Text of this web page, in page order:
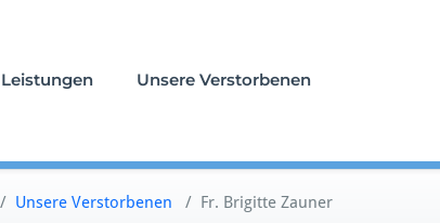
Unsere Verstorbenen
Unsere Verstorbenen / Fr. Brigitte Zauner